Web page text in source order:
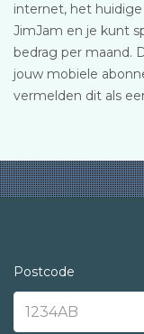
internet, het
JimJam en je kunt
bedrag per maand.
jouw mobiele
vermelden dit als
Postcode